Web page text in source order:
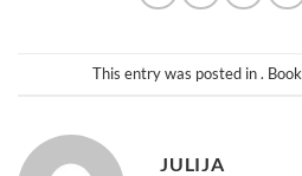
This entry was posted in .
JULIJA